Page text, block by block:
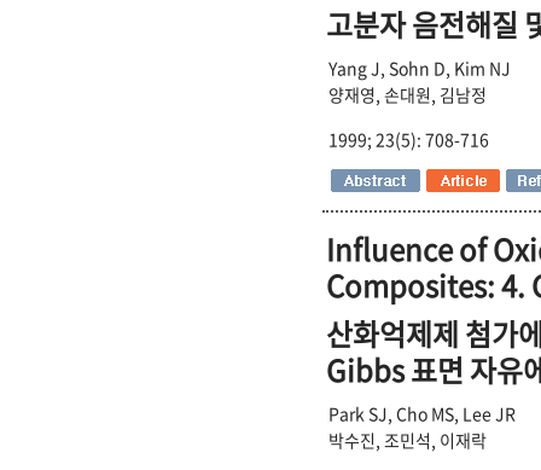
고분자 음전해질
Yang J, Sohn D, Kim NJ
양재영, 손대원, 김남정
1999; 23(5): 708-716
Influence of
Composites: 4.
산화억제제 첨가
Gibbs 표면 자유
Park SJ, Cho MS, Lee JR
박수진, 조민석, 이재락